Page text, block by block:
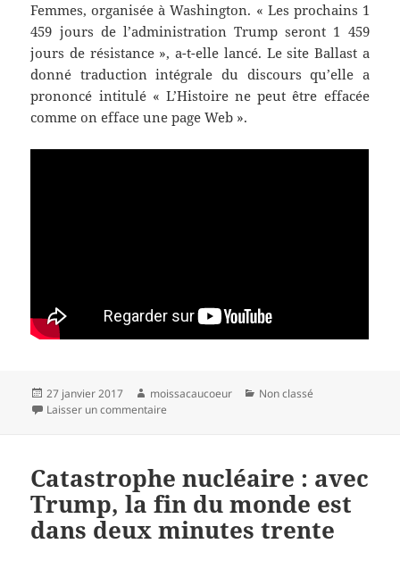
Femmes, organisée à Washington. « Les prochains 1
459 jours de l’administration Trump seront 1 459
jours de résistance », a-t-elle lancé. Le site Ballast a
donné traduction intégrale du discours qu’elle a
prononcé intitulé « L’Histoire ne peut être effacée
comme on efface une page Web ».
Publié
le
27 janvier 2017 Auteur
moissacaucoeur Catégories
Non classé
Laisser un commentaire
Catastrophe nucléaire : avec
Trump, la fin du monde est
dans deux minutes trente